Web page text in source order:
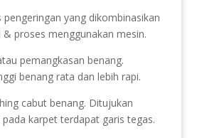
yang dikombinasikan
proses menggunakan mesin.
pemangkasan benang.
benang rata dan lebih rapi.
cabut benang. Ditujukan
karpet terdapat garis tegas.